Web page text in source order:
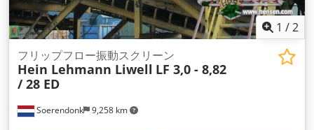
1 /2
Soerendonk 9,258 km
フリップフロー振動スクリーン
Hein Lehmann Liwell LF 3,0 - 8,82
/ 28 ED